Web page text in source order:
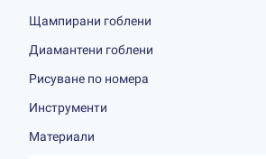
Щампирани гоблени
Диамантени гоблени
Рисуване по номера
Инструменти
Материали